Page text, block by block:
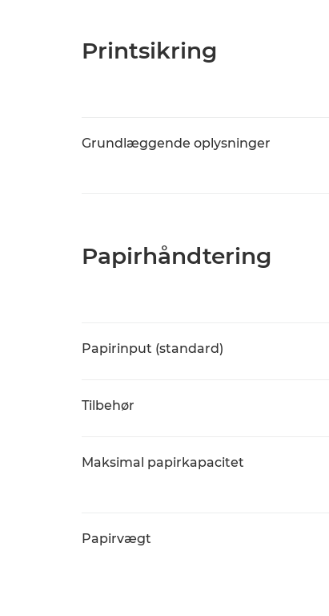
Printsikring
Grundlæggende oplysninger
Papirhåndtering
Papirinput (standard)
Tilbehør
Maksimal papirkapacitet
Papirvægt